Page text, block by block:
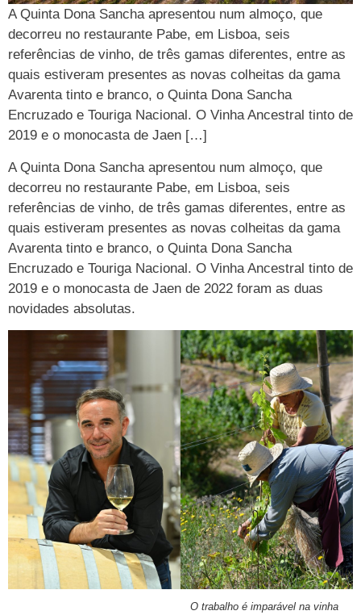
A Quinta Dona Sancha apresentou num almoço, que
decorreu no restaurante Pabe, em Lisboa, seis
referências de vinho, de três gamas diferentes, entre as
quais estiveram presentes as novas colheitas da gama
Avarenta tinto e branco, o Quinta Dona Sancha
Encruzado e Touriga Nacional. O Vinha Ancestral tinto de
2019 e o monocasta de Jaen […]
A Quinta Dona Sancha apresentou num almoço, que
decorreu no restaurante Pabe, em Lisboa, seis
referências de vinho, de três gamas diferentes, entre as
quais estiveram presentes as novas colheitas da gama
Avarenta tinto e branco, o Quinta Dona Sancha
Encruzado e Touriga Nacional. O Vinha Ancestral tinto de
2019 e o monocasta de Jaen de 2022 foram as duas
novidades absolutas.
O trabalho é imparável na vinha